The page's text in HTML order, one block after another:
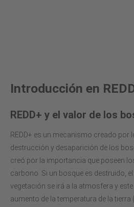
Introducción en
REDD+ y el valor de los
REDD+ es un mecanismo creado por
destrucción y desaparición de los
creó por la importancia que poseen
carbono. Si un bosque es destruido,
vegetación se irá a la atmosfera y
aumento de la temperatura de la